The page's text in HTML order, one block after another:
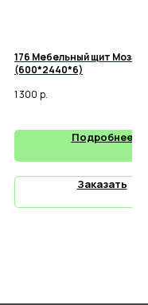
176 Мебельный щит
(600*2440*6)
1 300 р.
Подробнее
Заказать